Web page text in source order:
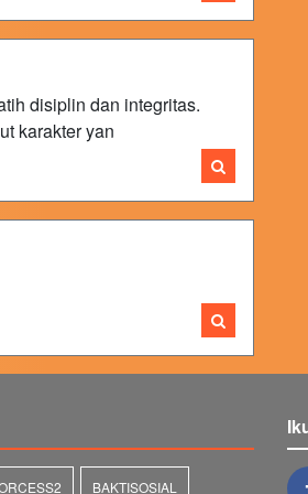
disiplin dan integritas.
karakter yan
BAKTISOSIAL